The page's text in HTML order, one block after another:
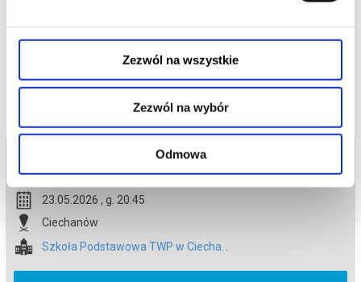
Zezwól na wszystkie
Zezwól na wybór
Odmowa
Bezpieczne zakupy w Bilety24. W przypadku odwołania
wydarzenia, gwarantujemy automatyczny zwrot środków
23.05.2026 , g. 20:45 (sobota)
23.05.2026 , g. 20:45
Ciechanów
Szkoła Podstawowa TWP w Ciecha...